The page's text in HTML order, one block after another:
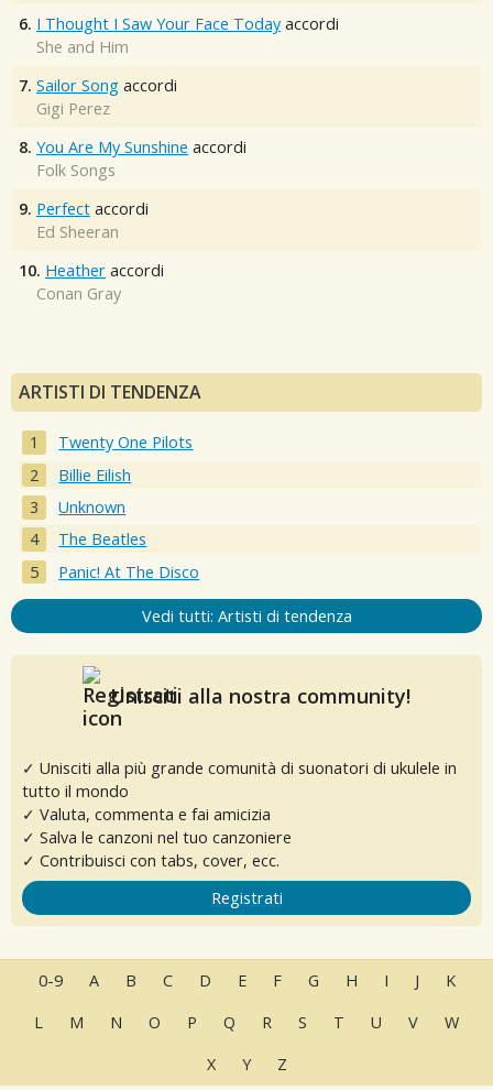
6. I Thought I Saw Your Face Today accordi
She and Him
7. Sailor Song accordi
Gigi Perez
8. You Are My Sunshine accordi
Folk Songs
9. Perfect accordi
Ed Sheeran
10. Heather accordi
Conan Gray
ARTISTI DI TENDENZA
Twenty One Pilots
Billie Eilish
Unknown
The Beatles
Panic! At The Disco
Vedi tutti: Artisti di tendenza
Unisciti alla nostra community!
✓ Unisciti alla più grande comunità di suonatori di ukulele in
tutto il mondo
✓ Valuta, commenta e fai amicizia
✓ Salva le canzoni nel tuo canzoniere
✓ Contribuisci con tabs, cover, ecc.
Registrati
0-9 A B C D E F G H I J
K
L
M N O P Q R S T U V
W
X
Y Z